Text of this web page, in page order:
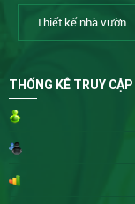
Thiết kế nhà vườn
THỐNG KÊ TRUY CẬP